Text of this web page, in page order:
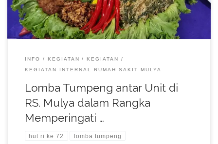
INFO KEGIATAN
KEGIATAN
KEGIATAN INTERNAL RUMAH SAKIT MULYA
Lomba Tumpeng antar Unit di
RS. Mulya dalam Rangka
Memperingati …
hut ri ke 72 lomba tumpeng